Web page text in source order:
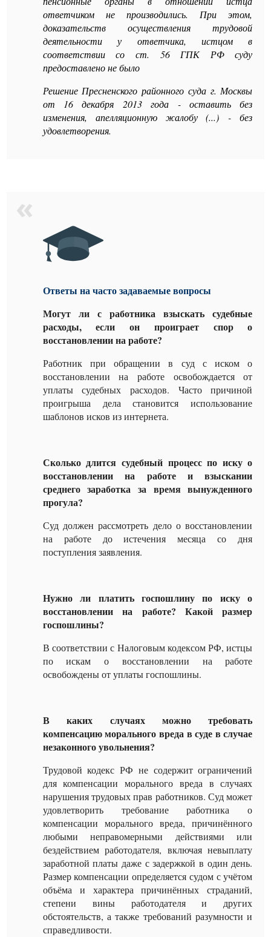
ответчиком не производились. При этом,
доказательств осуществления трудовой
деятельности у ответчика, истцом в
соответствии со ст. 56 ГПК РФ суду
предоставлено не было
Решение Пресненского районного суда г. Москвы
от 16 декабря 2013 года - оставить без
изменения, апелляционную жалобу (...) - без
удовлетворения.
Ответы на часто задаваемые вопросы
Могут ли с работника взыскать судебные
расходы, если он проиграет спор о
восстановлении на работе?
Работник при обращении в суд с иском о
восстановлении на работе освобождается от
уплаты судебных расходов. Часто причиной
проигрыша дела становится использование
шаблонов исков из интернета.
Сколько длится судебный процесс по иску о
восстановлении на работе и взыскании
среднего заработка за время вынужденного
прогула?
Суд должен рассмотреть дело о восстановлении
на работе до истечения месяца со дня
поступления заявления.
Нужно ли платить госпошлину по иску о
восстановлении на работе? Какой размер
госпошлины?
В соответствии с Налоговым кодексом РФ, истцы
по искам о восстановлении на работе
освобождены от уплаты госпошлины.
В каких случаях можно требовать
компенсацию морального вреда в суде в случае
незаконного увольнения?
Трудовой кодекс РФ не содержит ограничений
для компенсации морального вреда в случаях
нарушения трудовых прав работников. Суд может
удовлетворить требование работника о
компенсации морального вреда, причинённого
любыми неправомерными действиями или
бездействием работодателя, включая невыплату
заработной платы даже с задержкой в один день.
Размер компенсации определяется судом с учётом
объёма и характера причинённых страданий,
степени вины работодателя и других
обстоятельств, а также требований разумности и
справедливости.